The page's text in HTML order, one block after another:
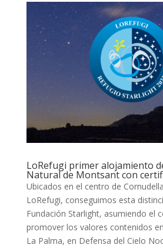
LoRefugi primer alojamiento
Natural de Montsant con
Ubicados en el centro de
LoRefugi, conseguimos esta
Fundación Starlight, asumiendo el
promover los valores contenidos
La Palma, en Defensa del Cielo